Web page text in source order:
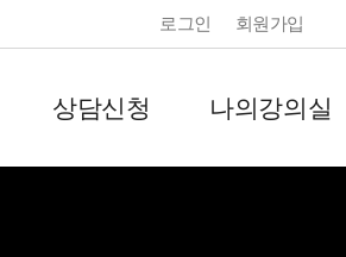
로그인 회원가입
상담신청 나의강의실